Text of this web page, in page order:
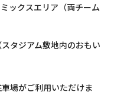
ックスエリア（両チーム
タジアム敷地内のおもい
場がご利用いただけま